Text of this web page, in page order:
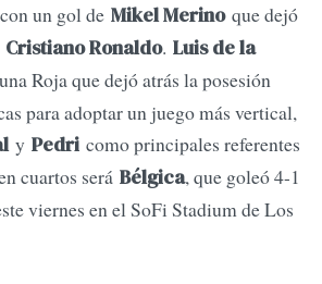
un gol de Mikel Merinoque dejó
Cristiano Ronaldo. Luis de la
Roja que dejó atrás la posesión
para adoptar un juego más vertical,
y Pedri como principales referentes
cuartos será Bélgica, que goleó 4-1
viernes en el SoFi Stadium de Los